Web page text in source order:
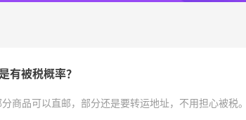
有被税概率？
商品可以直邮，部分还是要转运地址，不用担心被税。